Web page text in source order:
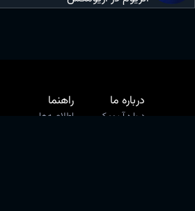
درباره ما
درباره آریومکس
راهنما
اطلاعیه‌ها